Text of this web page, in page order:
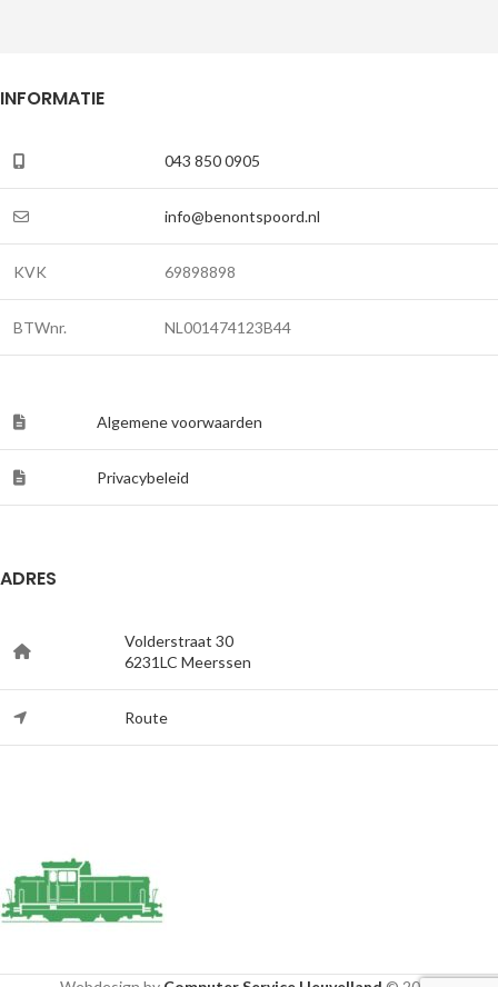
INFORMATIE
043 850 0905
info@benontspoord.nl
KVK 69898898
BTWnr. NL001474123B44
Algemene voorwaarden
Privacybeleid
ADRES
Volderstraat 30
6231LC Meerssen
Route